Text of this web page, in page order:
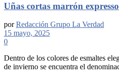
Uñas cortas marrón
por Redacción Grupo La Verdad
15 mayo, 2025
0
Dentro de los colores de esmaltes
de invierno se encuentra el